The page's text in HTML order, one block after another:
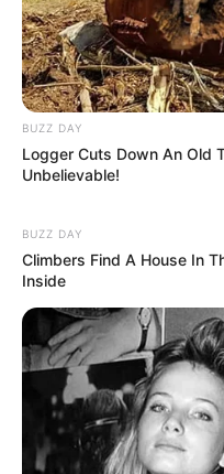
BUZZ DAY
Logger Cuts Down An Old
Unbelievable!
BUZZ DAY
Climbers Find A House In
Inside